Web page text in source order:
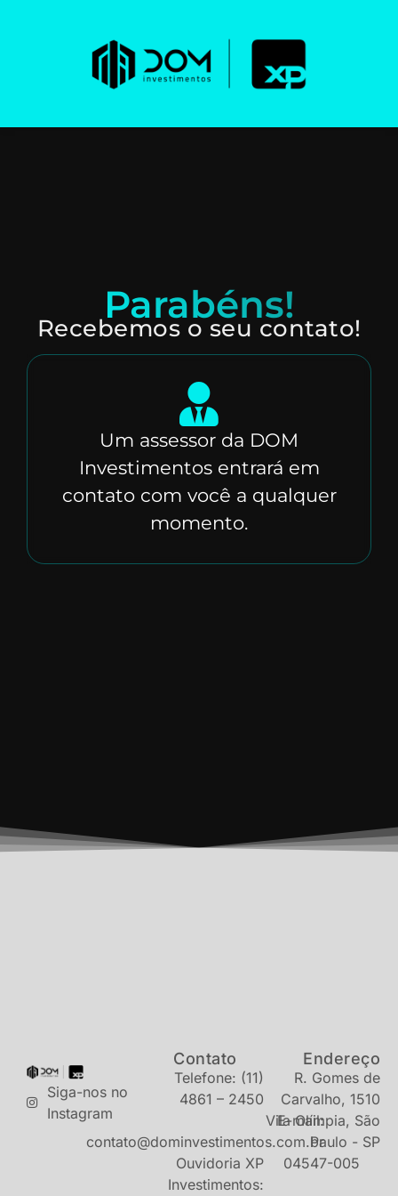
Parabéns!
Recebemos o seu contato!
Um assessor da DOM
Investimentos entrará em
contato com você a qualquer
momento.
Siga-nos no
Instagram
Contato
Telefone: (11)
4861 – 2450
E-mail:
contato@dominvestimentos.com.br
Ouvidoria XP
Investimentos:
Endereço
R. Gomes de
Carvalho, 1510
Vila Olímpia, São
Paulo - SP
04547-005